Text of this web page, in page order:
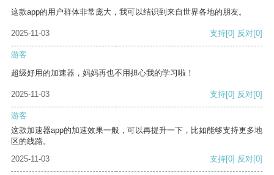
这款app的用户群体非常庞大，我可以结识到来自世界各地的朋友。
2025-11-03 支持[0] 反对[0]
游客
超级好用的加速器，妈妈再也不用担心我的学习啦！
2025-11-03 支持[0] 反对[0]
游客
这款加速器app的加速效果一般，可以再提升一下，比如能够支持更多地
区的线路。
2025-11-03
支持[0] 反对[0]